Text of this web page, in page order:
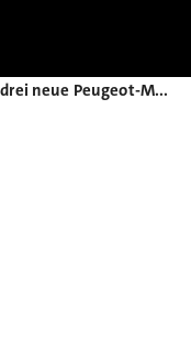
Stellantis plant drei neue Peugeot-Modelle in Mulhouse